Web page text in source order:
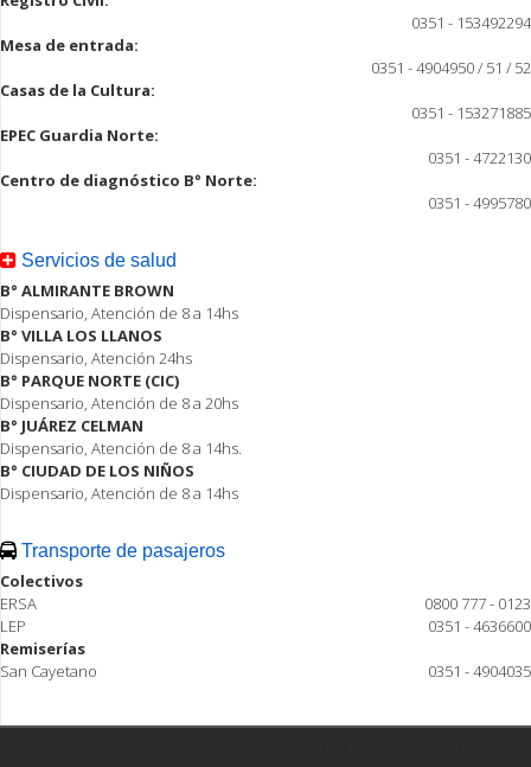
0351 - 153492294
Mesa de entrada:
0351 - 4904950 / 51 / 52
Casas de la Cultura:
0351 - 153271885
EPEC Guardia Norte:
0351 - 4722130
Centro de diagnóstico B° Norte:
0351 - 4995780
Servicios de salud
B° ALMIRANTE BROWN
Dispensario, Atención de 8 a 14hs
B° VILLA LOS LLANOS
Dispensario, Atención 24hs
B° PARQUE NORTE (CIC)
Dispensario, Atención de 8 a 20hs
B° JUÁREZ CELMAN
Dispensario, Atención de 8 a 14hs.
B° CIUDAD DE LOS NIÑOS
Dispensario, Atención de 8 a 14hs
Transporte de pasajeros
Colectivos
ERSA
0800 777 - 0123
LEP
0351 - 4636600
Remiserías
San Cayetano
0351 - 4904035